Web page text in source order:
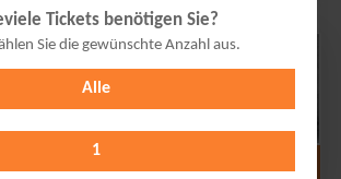
Tickets benötigen Sie?
Sie die gewünschte Anzahl aus.
Alle
1
14
Alle Termine anzeigen